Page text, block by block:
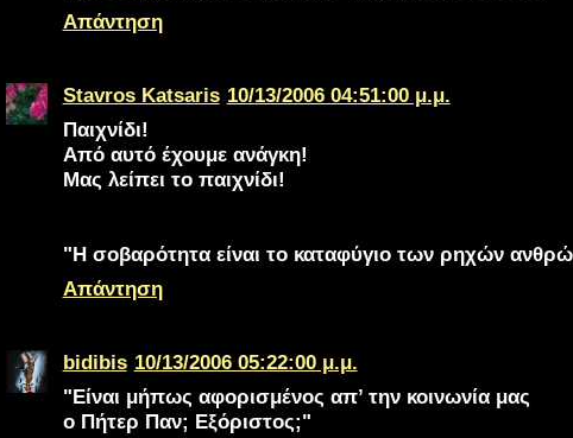
Απάντηση
Stavros Katsaris 10/13/2006 04:51:00 μ.μ.
Παιχνίδι!
Από αυτό έχουμε ανάγκη!
Μας λείπει το παιχνίδι!
"Η σοβαρότητα είναι το καταφύγιο των ρηχών
Απάντηση
bidibis 10/13/2006 05:22:00 μ.μ.
"Είναι μήπως αφορισμένος απ’ την κοινωνία μας
ο Πήτερ Παν; Εξόριστος;"